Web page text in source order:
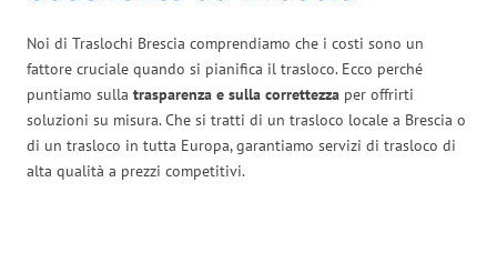
Noi di Traslochi Brescia comprendiamo che i costi sono un
fattore cruciale quando si pianifica il trasloco. Ecco perché
puntiamo sulla trasparenza e sulla correttezza per offrirti
soluzioni su misura. Che si tratti di un trasloco locale a Brescia o
di un trasloco in tutta Europa, garantiamo servizi di trasloco di
alta qualità a prezzi competitivi.